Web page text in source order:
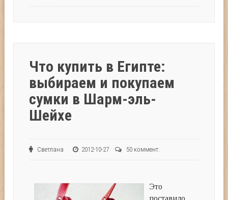
Что купить в Египте:
выбираем и покупаем
сумки в Шарм-эль-
Шейхе
Светлана 2012-10-27 50 коммент.
Это
поставило